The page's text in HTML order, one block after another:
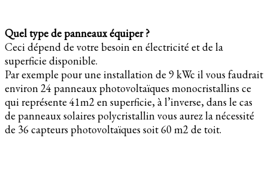
Quel type de panneaux équiper ?
Ceci dépend de votre besoin en électricité et de la
superficie disponible.
Par exemple pour une installation de 9 kWc il vous faudrait
environ 24 panneaux photovoltaïques monocristallins ce
qui représente 41m2 en superficie, à l’inverse, dans le cas
de panneaux solaires polycristallin vous aurez la nécessité
de 36 capteurs photovoltaïques soit 60 m2 de toit.